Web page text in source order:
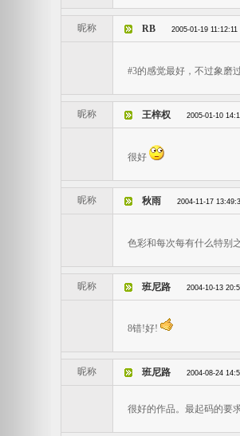
昵称 RB 2005-01-19 11:12:11
#3的感觉最好，不过象磨
昵称 王梓权 2005-01-10
很好
昵称 秋雨 2004-11-17
色彩和每次每有什么特别
昵称 班尼路 2004-10-13
8错!好!
昵称 班尼路 2004-08-24
很好的作品。最起码的要